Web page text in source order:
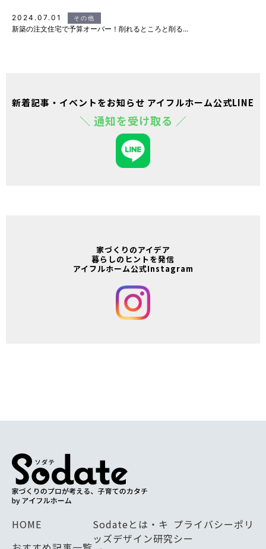
2024.07.01 その他
新築の注文住宅で予算オーバー！削れるところと削る...
新着記事・イベントをお知らせ アイフルホーム公式LINE
＼ 通知を受け取る ／
家づくりのアイデア
暮らしのヒントを発信
アイフルホーム公式Instagram
HOME
Sodateとは・キ
ッズデザイン研究
プライバシーポリ
シー